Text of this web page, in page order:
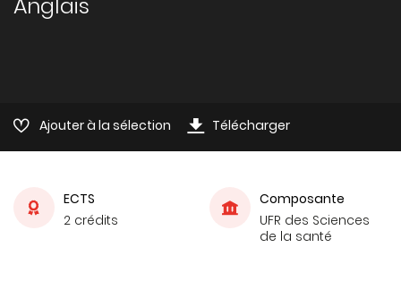
Ajouter à la sélection Télécharger
ECTS
2 crédits
Composante
UFR des Sciences
de la santé